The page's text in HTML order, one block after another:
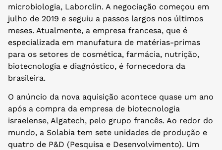
microbiologia, Laborclin. A negociação começou em
julho de 2019 e seguiu a passos largos nos últimos
meses. Atualmente, a empresa francesa, que é
especializada em manufatura de matérias-primas
para os setores de cosmética, farmácia, nutrição,
biotecnologia e diagnóstico, é fornecedora da
brasileira.
O anúncio da nova aquisição acontece quase um ano
após a compra da empresa de biotecnologia
israelense, Algatech, pelo grupo francês. Ao redor do
mundo, a Solabia tem sete unidades de produção e
quatro de P&D (Pesquisa e Desenvolvimento). Um